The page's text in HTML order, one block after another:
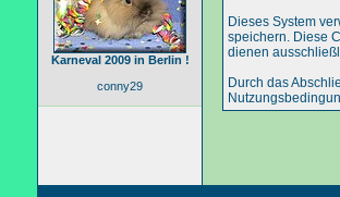
Karneval 2009 in Berlin !
conny29
Dieses System
speichern. Diese
dienen
Durch das